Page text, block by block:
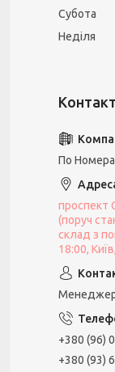
Субота
Неділя
По
проспект
(поруч
склад з
18:00,
+380 (96)
+380 (93)